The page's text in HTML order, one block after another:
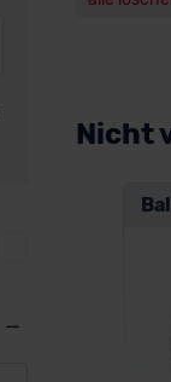
Nicht